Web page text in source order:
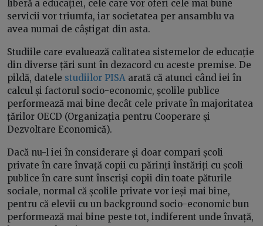
liberă a educației, cele care vor oferi cele mai bune
servicii vor triumfa, iar societatea per ansamblu va
avea numai de câștigat din asta.
Studiile care evaluează calitatea sistemelor de educație
din diverse țări sunt în dezacord cu aceste premise. De
pildă, datele studiilor PISA arată că atunci când iei în
calcul și factorul socio-economic, școlile publice
performează mai bine decât cele private în majoritatea
țărilor OECD (Organizația pentru Cooperare și
Dezvoltare Economică).
Dacă nu-l iei în considerare și doar compari școli
private în care învață copii cu părinți înstăriți cu școli
publice în care sunt înscriși copii din toate păturile
sociale, normal că școlile private vor ieși mai bine,
pentru că elevii cu un background socio-economic bun
performează mai bine peste tot, indiferent unde învață,